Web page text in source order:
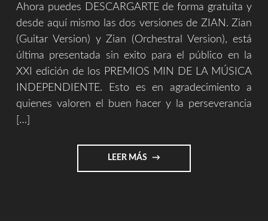
Ahora puedes DESCARGARTE de forma gratuita y
desde aquí mismo las dos versiones de ZIAN. Zian
(Guitar Version) y Zian (Orchestral Version), está
última presentada sin exito para el público en la
XXI edición de los PREMIOS MIN DE LA MÚSICA
INDEPENDIENTE. Esto es en agradecimiento a
quienes valoren el buen hacer y la perseverancia
[…]
LEER MÁS "DESCARGA
GRATUITA